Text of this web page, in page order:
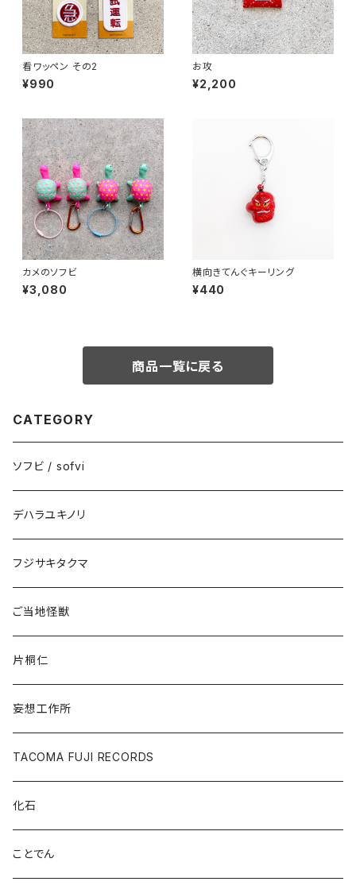
看ワッペン その2
¥990
お攻
¥2,200
カメのソフビ
¥3,080
横向きてんぐキーリング
¥440
商品一覧に戻る
CATEGORY
ソフビ / sofvi
デハラユキノリ
フジサキタクマ
ご当地怪獣
片桐仁
妄想工作所
TACOMA FUJI RECORDS
化石
ことでん